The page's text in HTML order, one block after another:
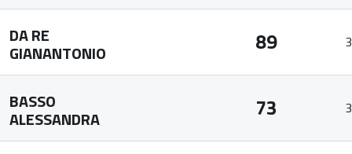
DA RE
GIANANTONIO 89
BASSO
ALESSANDRA 73